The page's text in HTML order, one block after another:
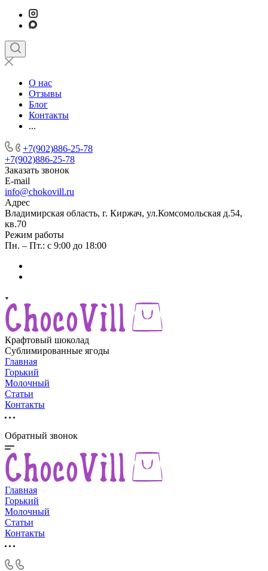
О нас
Отзывы
Блог
Контакты
...
+7(902)886-25-78
+7(902)886-25-78
Заказать звонок
E-mail
info@chokovill.ru
Адрес
Владимирская область, г. Киржач, ул.Комсомольская д.54,
кв.70
Режим работы
Пн. – Пт.: с 9:00 до 18:00
Крафтовый шоколад
Сублимированные ягоды
Главная
Горький
Молочный
Статьи
Контакты
Обратный звонок
Главная
Горький
Молочный
Статьи
Контакты